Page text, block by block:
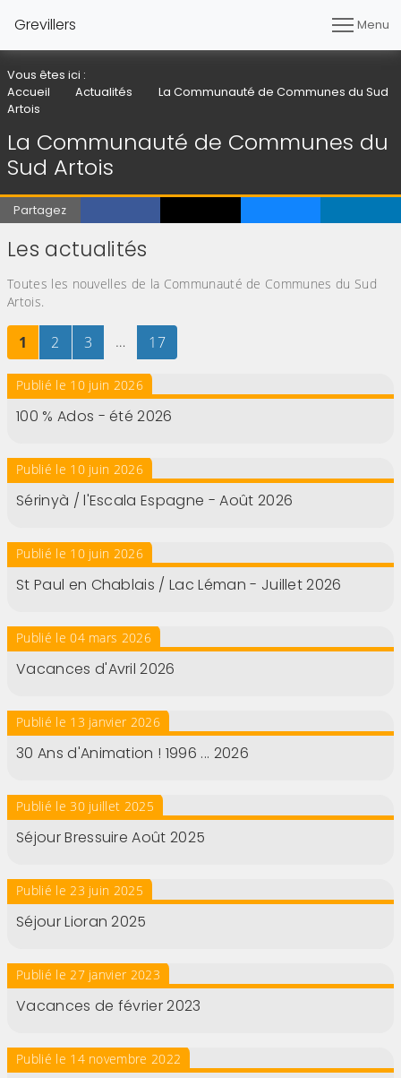
Grevillers Menu
Vous êtes ici :
Accueil
Actualités
La Communauté de Communes du Sud
Artois
La Communauté de Communes du
Sud Artois
Partagez
Les actualités
Toutes les nouvelles de la Communauté de Communes du Sud
Artois.
Page
1 sur 17Page
2 sur 17Page
3sur 17
… Page
17sur 17
Publié le 10 juin 2026
100 % Ados - été 2026
Publié le 10 juin 2026
Sérinyà / l'Escala Espagne - Août 2026
Publié le 10 juin 2026
St Paul en Chablais / Lac Léman - Juillet 2026
Publié le 04 mars 2026
Vacances d'Avril 2026
Publié le 13 janvier 2026
30 Ans d'Animation ! 1996 ... 2026
Publié le 30 juillet 2025
Séjour Bressuire Août 2025
Publié le 23 juin 2025
Séjour Lioran 2025
Publié le 27 janvier 2023
Vacances de février 2023
Publié le 14 novembre 2022